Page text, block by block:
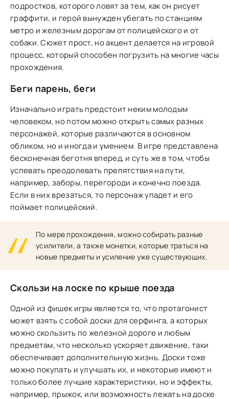
подростков, которого ловят за тем, как он рисует
граффити, и герой вынужден убегать по станциям
метро и железным дорогам от полицейского и от
собаки. Сюжет прост, но акцент делается на игровой
процесс, который способен погрузить на многие часы
прохождения.
Беги парень, беги
Изначально играть предстоит неким молодым
человеком, но потом можно открыть самых разных
персонажей, которые различаются в основном
обликом, но и иногда и умением. В игре представлена
бесконечная беготня вперед, и суть же в том, чтобы
успевать преодолевать препятствия на пути,
например, заборы, перегороди и конечно поезда.
Если в них врезаться, то персонаж упадет и его
поймает полицейский.
По мере прохождения, можно собирать разные
усилители, а также монетки, которые траться на
новые предметы и усиление уже существующих.
Скользи на лоске по крыше поезда
Одной из фишек игры является то, что протагонист
может взять с собой доски для серфинга, а которых
можно скользить по железной дороге и любым
предметам, что несколько ускоряет движение, таки
обеспечивает дополнительную жизнь. Доски тоже
можно покупать и улучшать их, и некоторые имеют н
только более лучшие характеристики, но и эффекты,
например, прыжок, или возможность лежать на доске